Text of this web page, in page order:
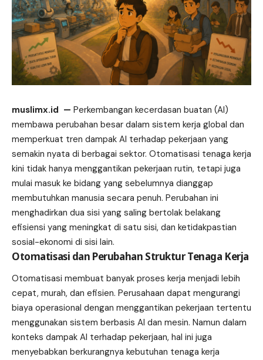
muslimx.id — Perkembangan kecerdasan buatan (AI)
membawa perubahan besar dalam sistem kerja global dan
memperkuat tren dampak AI terhadap pekerjaan yang
semakin nyata di berbagai sektor. Otomatisasi tenaga kerja
kini tidak hanya menggantikan pekerjaan rutin, tetapi juga
mulai masuk ke bidang yang sebelumnya dianggap
membutuhkan manusia secara penuh. Perubahan ini
menghadirkan dua sisi yang saling bertolak belakang
efisiensi yang meningkat di satu sisi, dan ketidakpastian
sosial-ekonomi di sisi lain.
Otomatisasi dan Perubahan Struktur Tenaga Kerja
Otomatisasi membuat banyak proses kerja menjadi lebih
cepat, murah, dan efisien. Perusahaan dapat mengurangi
biaya operasional dengan menggantikan pekerjaan tertentu
menggunakan sistem berbasis AI dan mesin. Namun dalam
konteks dampak AI terhadap pekerjaan, hal ini juga
menyebabkan berkurangnya kebutuhan tenaga kerja